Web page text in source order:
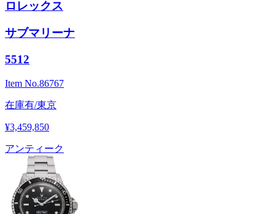
ロレックス
サブマリーナ
5512
Item No.86767
在庫有/東京
¥3,459,850
アンティーク